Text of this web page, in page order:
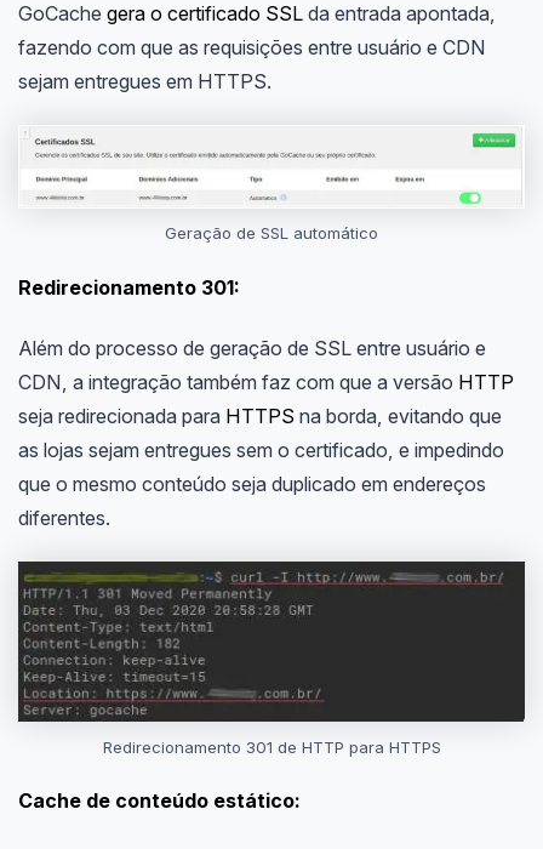
GoCache gera o certificado SSLda entrada apontada,
fazendo com que as requisições entre usuário e CDN
sejam entregues em HTTPS.
Geração de SSL automático
Redirecionamento 301:
Além do processo de geração de SSL entre usuário e
CDN, a integração também faz com que a versão HTTP
seja redirecionada para HTTPS na borda, evitando que
as lojas sejam entregues sem o certificado, e impedindo
que o mesmo conteúdo seja duplicado em endereços
diferentes.
Redirecionamento 301 de HTTP para HTTPS
Cache de conteúdo estático: